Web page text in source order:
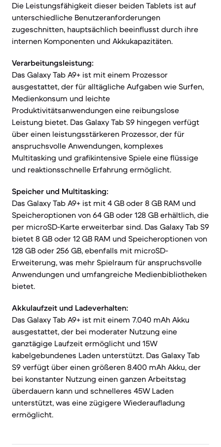
Die Leistungsfähigkeit dieser beiden Tablets ist auf
unterschiedliche Benutzeranforderungen
zugeschnitten, hauptsächlich beeinflusst durch ihre
internen Komponenten und Akkukapazitäten.
Verarbeitungsleistung:
Das Galaxy Tab A9+ ist mit einem Prozessor
ausgestattet, der für alltägliche Aufgaben wie Surfen,
Medienkonsum und leichte
Produktivitätsanwendungen eine reibungslose
Leistung bietet. Das Galaxy Tab S9 hingegen verfügt
über einen leistungsstärkeren Prozessor, der für
anspruchsvolle Anwendungen, komplexes
Multitasking und grafikintensive Spiele eine flüssige
und reaktionsschnelle Erfahrung ermöglicht.
Speicher und Multitasking:
Das Galaxy Tab A9+ ist mit 4 GB oder 8 GB RAM und
Speicheroptionen von 64 GB oder 128 GB erhältlich, die
per microSD-Karte erweiterbar sind. Das Galaxy Tab S9
bietet 8 GB oder 12 GB RAM und Speicheroptionen von
128 GB oder 256 GB, ebenfalls mit microSD-
Erweiterung, was mehr Spielraum für anspruchsvolle
Anwendungen und umfangreiche Medienbibliotheken
bietet.
Akkulaufzeit und Ladeverhalten:
Das Galaxy Tab A9+ ist mit einem 7.040 mAh Akku
ausgestattet, der bei moderater Nutzung eine
ganztägige Laufzeit ermöglicht und 15W
kabelgebundenes Laden unterstützt. Das Galaxy Tab
S9 verfügt über einen größeren 8.400 mAh Akku, der
bei konstanter Nutzung einen ganzen Arbeitstag
überdauern kann und schnelleres 45W Laden
unterstützt, was eine zügigere Wiederaufladung
ermöglicht.